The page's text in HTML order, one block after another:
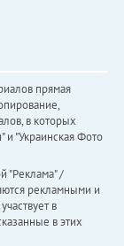
прямая
в которых
и "Украинская Фото
"Реклама" /
рекламными и
в
в этих